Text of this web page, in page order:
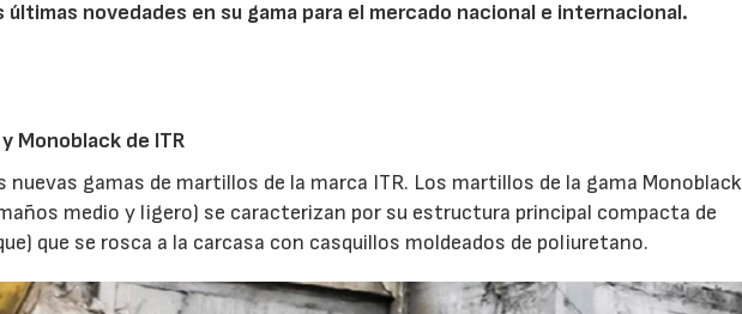
novedades en su gama para el mercado nacional e internacional.
Monoblack de ITR
gamas de martillos de la marca ITR. Los martillos de la gama Monoblack
medio y ligero) se caracterizan por su estructura principal compacta de
que se rosca a la carcasa con casquillos moldeados de poliuretano.